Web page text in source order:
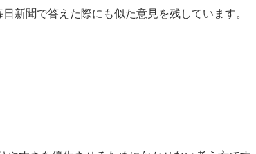
新聞で答えた際にも似た意見を残しています。